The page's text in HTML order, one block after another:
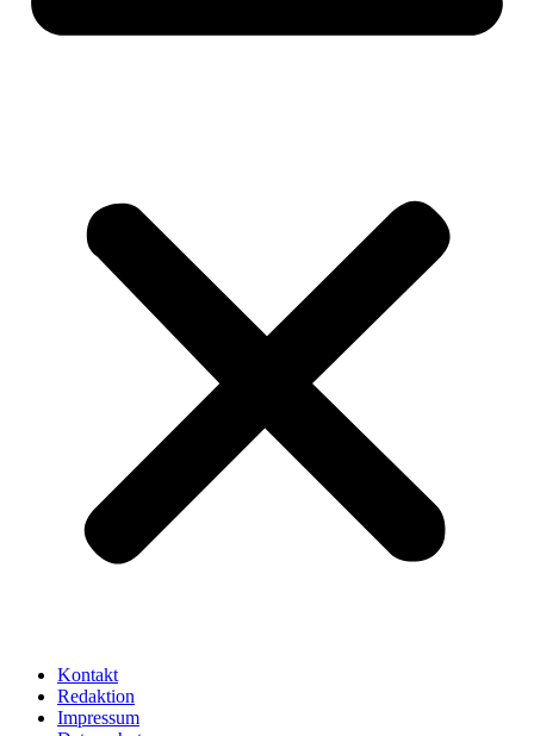
Kontakt
Redaktion
Impressum